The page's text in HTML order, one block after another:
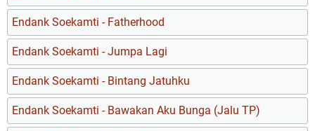
Endank Soekamti - Fatherhood
Endank Soekamti - Jumpa Lagi
Endank Soekamti - Bintang Jatuhku
Endank Soekamti - Bawakan Aku Bunga (Jalu TP)